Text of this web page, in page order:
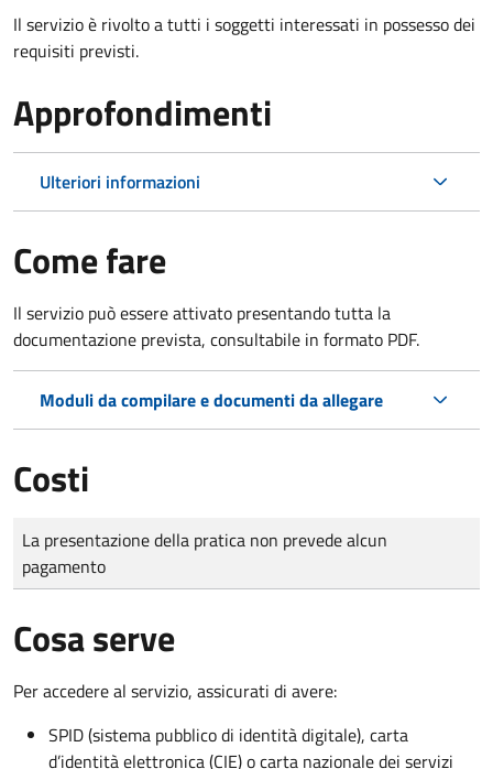
Il servizio è rivolto a tutti i soggetti interessati in possesso dei
requisiti previsti.
Approfondimenti
Ulteriori informazioni
Come fare
Il servizio può essere attivato presentando tutta la
documentazione prevista, consultabile in formato PDF.
Moduli da compilare e documenti da allegare
Costi
Tipo di pagamento
Importo
La presentazione della pratica non prevede alcun
pagamento
Cosa serve
Per accedere al servizio, assicurati di avere:
SPID (sistema pubblico di identità digitale), carta
d’identità elettronica (CIE) o carta nazionale dei servizi